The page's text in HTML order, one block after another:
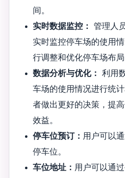
间。
实时数据监控：
管理人
实时监控停车场的使用
行调整和优化停车场布局
数据分析与优化：
利用
车场的使用情况进行统
者做出更好的决策，提
效益。
停车位预订： 用户可以
停车位。
车位地址： 用户可以通